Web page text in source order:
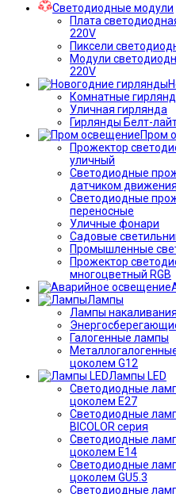
Светодиодные модули
Плата
220V
Пиксели
Модули
220V
Комнатные
Уличная гирлянда
Гирлянды Белт-
Пром
Прожектор
уличный
Светодиодные
датчиком
Светодиодные
переносные
Уличные фонари
Садовые
Промышленные
Прожектор
многоцветный RGB
Лампы
Лампы накаливания
Галогенные лампы
цоколем G12
Лампы LED
Светодиодные
цоколем E27
Светодиодные
BICOLOR серия
Светодиодные
цоколем E14
Светодиодные
цоколем GU5.3
Светодиодные